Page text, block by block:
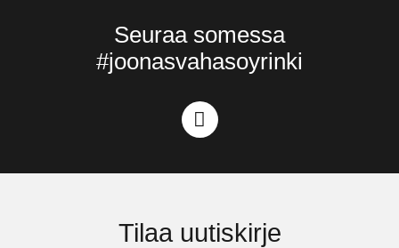
Seuraa somessa
#joonasvahasoyrinki
Tilaa uutiskirje